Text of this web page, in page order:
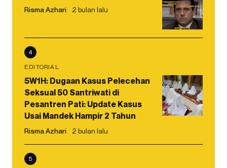
Risma Azhari 2 bulan lalu
4
EDITORIAL
5W1H: Dugaan Kasus Pelecehan
Seksual 50 Santriwati di
Pesantren Pati: Update Kasus
Usai Mandek Hampir 2 Tahun
Risma Azhari 2 bulan lalu
5